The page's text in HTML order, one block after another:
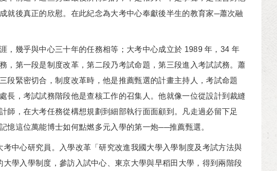
就後真正的欣慰。在此紀念為大考中心奉獻後半生的教育家─蕭次融
幾乎與中心三十年的任務相等；大考中心成立於 1989 年，34 年
，第一段是制度改革，第二段乃考試命題，第三段進入考試試務。蕭
段緊密切合，制度改革時，他是推薦甄選的計畫主持人，考試命題
長，考試試務階段他是查核工作的召集人。他就像一位從設計到裁縫
師，在大考任務從構想規劃到細部執行面面顧到。凡走過必留下足
憶這位萬能博士如何點燃多元入學的第一炮──推薦甄選。
心研究員。入學改革「研究改進我國大學入學制度及考試方法與
學入學制度，參訪入試中心、東京大學與早稻田大學，得到兩階段